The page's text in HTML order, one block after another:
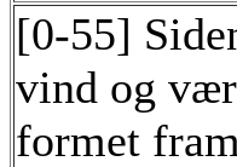
[0-55]
vind og
formet